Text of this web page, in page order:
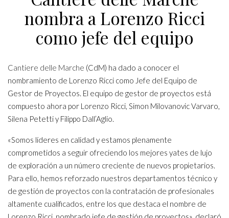
nombra a Lorenzo Ricci
como jefe del equipo
Cantiere delle Marche (CdM) ha dado a conocer el
nombramiento de Lorenzo Ricci como Jefe del Equipo de
Gestor de Proyectos. El equipo de gestor de proyectos está
compuesto ahora por Lorenzo Ricci, Simon Milovanovic Varvaro,
Silena Petetti y Filippo Dall’Aglio.
«Somos líderes en calidad y estamos plenamente
comprometidos a seguir ofreciendo los mejores yates de lujo
de exploración a un número creciente de nuevos propietarios.
Para ello, hemos reforzado nuestros departamentos técnico y
de gestión de proyectos con la contratación de profesionales
altamente cualificados, entre los que destaca el nombre de